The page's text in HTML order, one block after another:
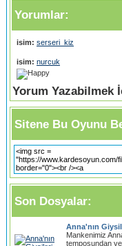
Yorumlar:
isim: serseri_kiz
isim: nurcuk
Yorum Yazabilmek
Sitene Bu Oyunu
Son Dosyalar:
Anna'nın
Mankenimiz
temposundan